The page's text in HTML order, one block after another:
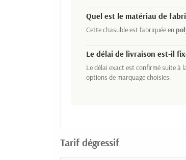
Quel est le matériau de
Cette chasuble est fabriquée en
Le délai de livraison est-il
Le délai exact est confirmé suite à
options de marquage choisies.
Tarif dégressif